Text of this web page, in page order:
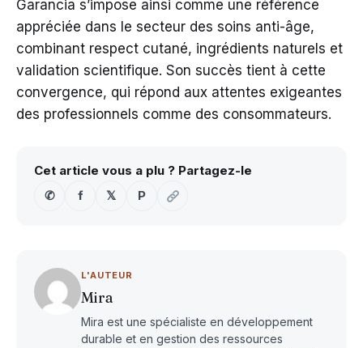
Garancia s’impose ainsi comme une référence
appréciée dans le secteur des soins anti-âge,
combinant respect cutané, ingrédients naturels et
validation scientifique. Son succès tient à cette
convergence, qui répond aux attentes exigeantes
des professionnels comme des consommateurs.
Cet article vous a plu ? Partagez-le
✆
f 𝕏 P
L'AUTEUR
Mira
Mira est une spécialiste en développement
durable et en gestion des ressources